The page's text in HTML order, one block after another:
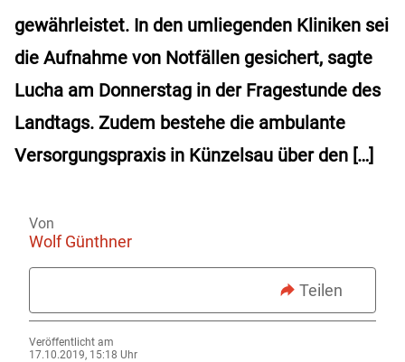
gewährleistet. In den umliegenden Kliniken sei
die Aufnahme von Notfällen gesichert, sagte
Lucha am Donnerstag in der Fragestunde des
Landtags. Zudem bestehe die ambulante
Versorgungspraxis in Künzelsau über den […]
Von
Wolf Günthner
Teilen
Veröffentlicht am
17.10.2019, 15:18 Uhr